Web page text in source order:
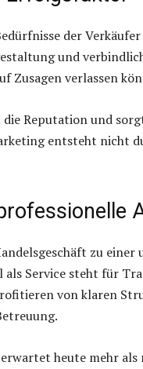
der
und
Zusagen verlassen
Reputation und
entsteht nicht
zu einer
Service steht für
von klaren
heute mehr